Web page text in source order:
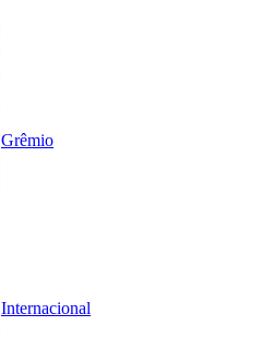
Grêmio
Internacional